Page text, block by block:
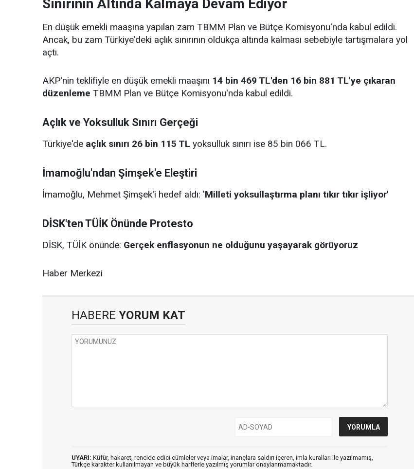
Sınırının Altında Kalmaya Devam Ediyor
En düşük emekli maaşına yapılan zam TBMM Plan ve Bütçe Komisyonu'nda kabul edildi.
Ancak, bu zam Türkiye'deki açlık sınırının oldukça altında kalması sebebiyle tartışmalara yol
açtı.
AKP'nin teklifiyle en düşük emekli maaşını 14 bin 469 TL'den 16 bin 881 TL'ye çıkaran
düzenleme TBMM Plan ve Bütçe Komisyonu'nda kabul edildi.
Açlık ve Yoksulluk Sınırı Gerçeği
Türkiye'de açlık sınırı 26 bin 115 TL yoksulluk sınırı ise 85 bin 066 TL.
İmamoğlu'ndan Şimşek'e Eleştiri
İmamoğlu, Mehmet Şimşek'i hedef aldı: 'Milleti yoksullaştırma planı tıkır tıkır işliyor'
DİSK'ten TÜİK Önünde Protesto
DİSK, TÜİK önünde: Gerçek enflasyonun ne olduğunu yaşayarak görüyoruz
Haber Merkezi
HABERE YORUM KAT
UYARI: Küfür, hakaret, rencide edici cümleler veya imalar, inançlara saldırı içeren, imla kuralları ile yazılmamış,
Türkçe karakter kullanılmayan ve büyük harflerle yazılmış yorumlar onaylanmamaktadır.